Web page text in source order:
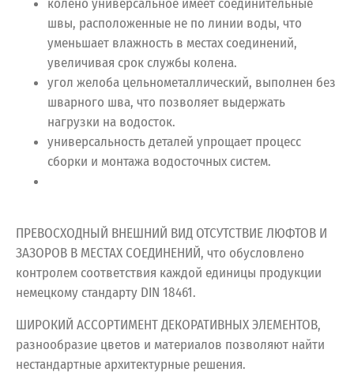
колено универсальное имеет соединительные
швы, расположенные не по линии воды, что
уменьшает влажность в местах соединений,
увеличивая срок службы колена.
угол желоба цельнометаллический, выполнен без
шварного шва, что позволяет выдержать
нагрузки на водосток.
универсальность деталей упрощает процесс
сборки и монтажа водосточных систем.
ПРЕВОСХОДНЫЙ ВНЕШНИЙ ВИД ОТСУТСТВИЕ ЛЮФТОВ И
ЗАЗОРОВ В МЕСТАХ СОЕДИНЕНИЙ, что обусловлено
контролем соответствия каждой единицы продукции
немецкому стандарту DIN 18461.
ШИРОКИЙ АССОРТИМЕНТ ДЕКОРАТИВНЫХ ЭЛЕМЕНТОВ,
разнообразие цветов и материалов позволяют найти
нестандартные архитектурные решения.